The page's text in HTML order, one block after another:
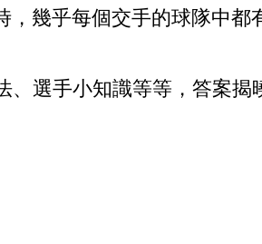
幾乎每個交手的球隊中都
選手小知識等等，答案揭